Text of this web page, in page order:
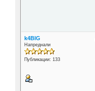
k4BIG
Напреднали
Публикации: 133